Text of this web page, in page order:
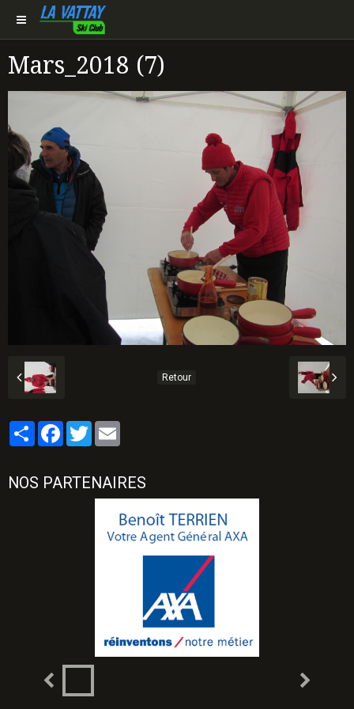
Mars_2018 (7)
Retour
PartagerFacebook
Twitter
NOS PARTENAIRES